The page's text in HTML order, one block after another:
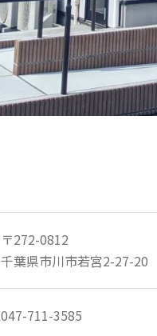
〒272-0812
千葉県市川市若宮2-27-20
047-711-3585